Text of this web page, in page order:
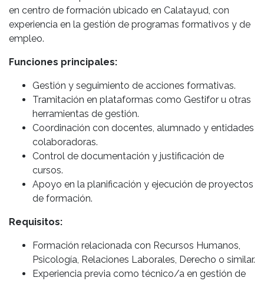
en centro de formación ubicado en Calatayud, con
experiencia en la gestión de programas formativos y de
empleo.
Funciones principales:
Gestión y seguimiento de acciones formativas.
Tramitación en plataformas como Gestifor u otras
herramientas de gestión.
Coordinación con docentes, alumnado y entidades
colaboradoras.
Control de documentación y justificación de
cursos.
Apoyo en la planificación y ejecución de proyectos
de formación.
Requisitos:
Formación relacionada con Recursos Humanos,
Psicología, Relaciones Laborales, Derecho o similar.
Experiencia previa como técnico/a en gestión de